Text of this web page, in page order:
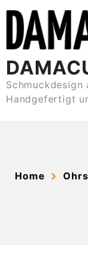
content
Schmuckdesign
Handgefertigt
Home